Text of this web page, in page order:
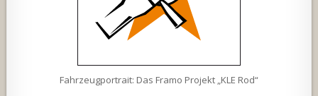
Fahrzeugportrait: Das Framo Projekt „KLE Rod“